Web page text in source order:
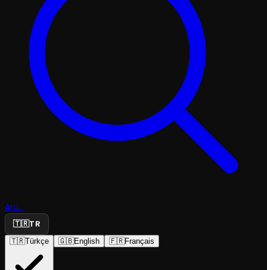
Ara...
🇹🇷TR
🇹🇷Türkçe 🇬🇧English 🇫🇷Français